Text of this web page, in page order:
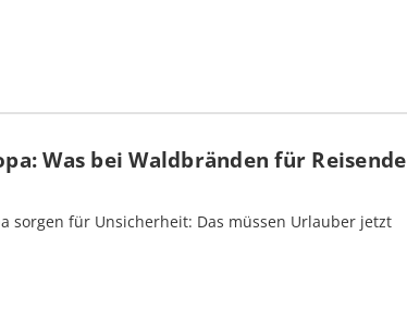
Was bei Waldbränden für Reisende
sorgen für Unsicherheit: Das müssen Urlauber jetzt